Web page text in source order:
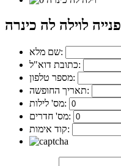
פנייה לוילה לה כינרה
שם מלא:
כתובת דוא"ל:
מספר טלפון:
תאריך החופשה:
מס' לילות:
מס' חדרים:
קוד אימות: